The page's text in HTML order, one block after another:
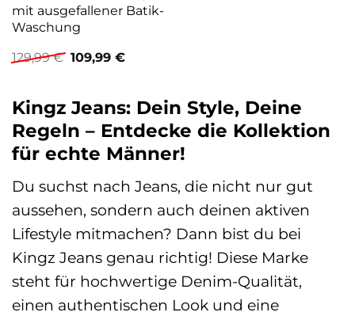
mit ausgefallener Batik-
Waschung
129,99€ Ursprünglicher
Preis
109,99 €Aktueller
Kingz Jeans: Dein Style, Deine
Regeln – Entdecke die Kollektion
für echte Männer!
Du suchst nach Jeans, die nicht nur gut
aussehen, sondern auch deinen aktiven
Lifestyle mitmachen? Dann bist du bei
Kingz Jeans genau richtig! Diese Marke
steht für hochwertige Denim-Qualität,
einen authentischen Look und eine